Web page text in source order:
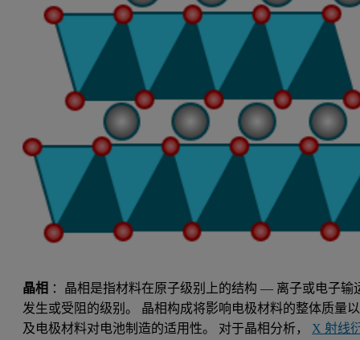
晶相 ：晶相是指材料在原子级别上的结构 — 离子或电子输
发生或受阻的级别。 晶相构成将影响电极材料的整体质量以
及电极材料对电池制造的适用性。 对于晶相分析， X 射线